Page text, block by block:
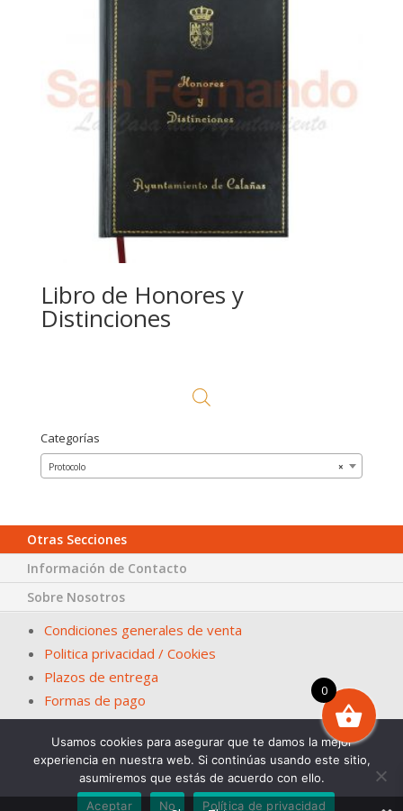
Libro de Honores y
Distinciones
Categorías
×
Protocolo
Otras Secciones
Información de Contacto
Sobre Nosotros
Condiciones generales de venta
Politica privacidad / Cookies
Plazos de entrega
Formas de pago
© Papelería San Fernando – La Casa del Ayuntamiento. En
Sevilla desde 1983
Diseña. 2Grcolor.com
0
Usamos cookies para asegurar que te damos la mejor
experiencia en nuestra web. Si continúas usando este sitio,
asumiremos que estás de acuerdo con ello.
Aceptar
No Política de privacidad